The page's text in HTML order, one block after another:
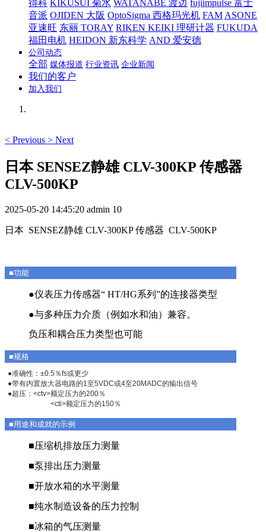
得科 KIKUSUI 菊水 WATANABE 渡边 fujiimpulse 富士
音派 OJIDEN 大阪 OptoSigma 西格玛光机 FAM ASONE
亚速旺 东丽 TORAY RIKEN KEIKI 理研计器 FUKUDA
福田电机 HEIDON 新东科学 AND 爱安德
公司动态
全部 媒体报道 行业资讯 企业新闻
我们的客户
加入我们
< Previous > Next
日本 SENSEZ静雄 CLV-300KP 传感器
CLV-500KP
2025-05-20 14:45:20 admin 10
日本 SENSEZ静雄 CLV-300KP 传感器 CLV-500KP
■功能
●仪表压力传感器“ HT/HG系列”的连接器类型
●与多种压力介质（例如水和油）兼容。
负压和耦合压力类型也可能
■规格
●准确性：±0.5％fs或更少
●带有内置放大器电路的1至5VDC或4至20MADC的输出信号
●超压：<ctv>额定压力的200％
<cti>额定压力的150％
■用途和成就的示例
■压缩机排放压力测量
■泵排出压力测量
■开放水箱的水平测量
■纯水制造设备的压力控制
■冰箱的气压测量